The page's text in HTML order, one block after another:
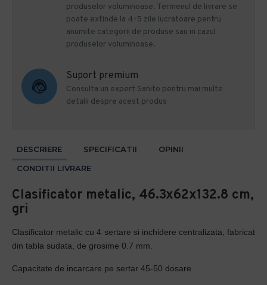
produselor voluminoase. Termenul de livrare se
poate extinde la 4-5 zile lucratoare pentru
anumite categorii de produse sau in cazul
produselor voluminoase.
Suport premium
Consulta un expert Sanito pentru mai multe
detalii despre acest produs
DESCRIERE SPECIFICATII
OPINII
CONDITII LIVRARE
Clasificator metalic, 46.3x62x132.8 cm,
gri
Clasificator metalic cu 4 sertare si inchidere centralizata, fabricat
din tabla sudata, de grosime 0.7 mm.
Capacitate de incarcare pe sertar 45-50 dosare.